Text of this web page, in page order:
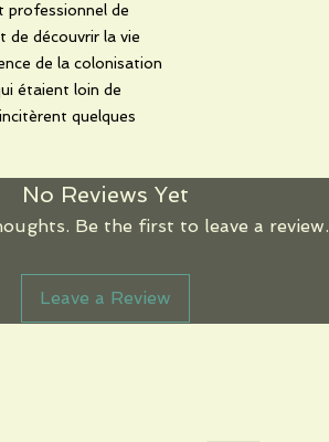
professionnel de
de découvrir la vie
de la colonisation
étaient loin de
quelques
No Reviews Yet
Be the first to leave a review.
Leave a Review